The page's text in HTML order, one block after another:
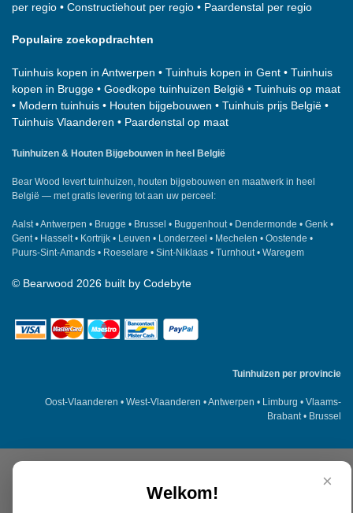
per regio • Constructiehout per regio • Paardenstal per regio
Populaire zoekopdrachten
Tuinhuis kopen in Antwerpen • Tuinhuis kopen in Gent • Tuinhuis
kopen in Brugge • Goedkope tuinhuizen België • Tuinhuis op maat
• Modern tuinhuis • Houten bijgebouwen • Tuinhuis prijs België •
Tuinhuis Vlaanderen • Paardenstal op maat
Tuinhuizen & Houten Bijgebouwen in heel België
Bear Wood levert tuinhuizen, houten bijgebouwen en maatwerk in heel
België — met gratis levering tot aan uw perceel:
Aalst•Antwerpen • Brugge • Brussel • Buggenhout• Dendermonde • Genk •
Gent• Hasselt• Kortrijk • Leuven • Londerzeel • Mechelen • Oostende •
Puurs-Sint-Amands • Roeselare • Sint-Niklaas • Turnhout• Waregem
© Bearwood 2026 built by Codebyte
Tuinhuizen per provincie
Oost-Vlaanderen • West-Vlaanderen •Antwerpen • Limburg • Vlaams-
Brabant • Brussel
×
Welkom!